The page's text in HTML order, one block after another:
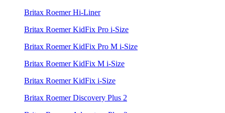
Britax Roemer Hi-Liner
Britax Roemer KidFix Pro i-Size
Britax Roemer KidFix Pro M i-Size
Britax Roemer KidFix M i-Size
Britax Roemer KidFix i-Size
Britax Roemer Discovery Plus 2